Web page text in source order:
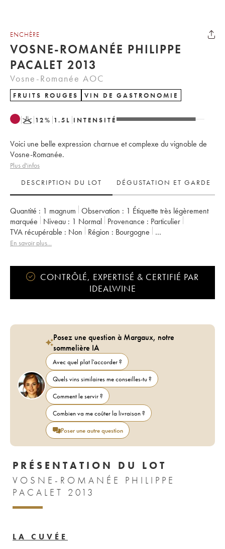
ENCHÈRE
VOSNE-ROMANÉE PHILIPPE
PACALET 2013
Vosne-Romanée AOC
FRUITS ROUGES VIN DE GASTRONOMIE
K 12% 1.5 L INTENSITÉ
Voici une belle expression charnue et complexe du vignoble de
Vosne-Romanée.
Plus d'infos
DESCRIPTION DU LOT
DÉGUSTATION ET GARDE
Quantité : 1 magnum Observation : 1 Étiquette très légèrement
marquée
Niveau : 1 Normal Provenance : particulier
TVA récupérable :
non Région :
Bourgogne
Appellation :
En savoir plus...
CONTRÔLÉ, EXPERTISÉ & CERTIFIÉ PAR
IDEALWINE
Posez une question à Margaux, notre
sommelière IA
Avec quel plat l'accorder ?
Quels vins similaires me conseilles-tu ?
Comment le servir ?
Combien va me coûter la livraison ?
Poser une autre question
PRÉSENTATION DU LOT
VOSNE-ROMANÉE PHILIPPE
PACALET 2013
LA CUVÉE